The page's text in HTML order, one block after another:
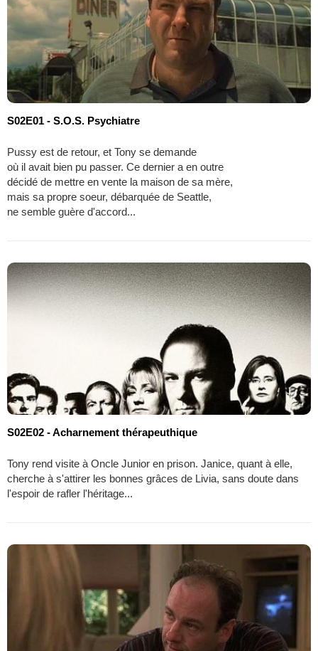
S02E01 - S.O.S. Psychiatre
Pussy est de retour, et Tony se demande
où il avait bien pu passer. Ce dernier a en outre
décidé de mettre en vente la maison de sa mère,
mais sa propre soeur, débarquée de Seattle,
ne semble guère d'accord...
S02E02 - Acharnement thérapeuthique
Tony rend visite à Oncle Junior en prison. Janice, quant à elle,
cherche à s'attirer les bonnes grâces de Livia, sans doute dans
l'espoir de rafler l'héritage...